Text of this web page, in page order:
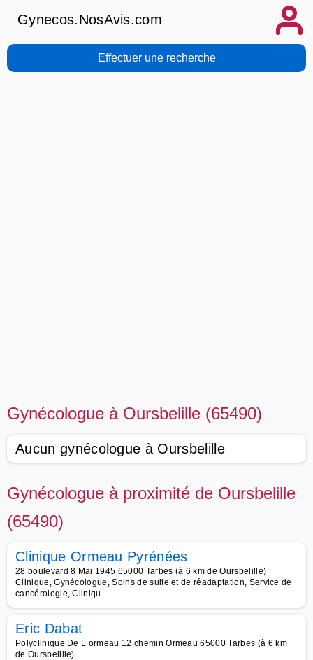
Gynecos.NosAvis.com
Effectuer une recherche
Gynécologue à Oursbelille (65490)
Aucun gynécologue à Oursbelille
Gynécologue à proximité de Oursbelille
(65490)
Clinique Ormeau Pyrénées
28 boulevard 8 Mai 1945 65000 Tarbes (à 6 km de Oursbelille)
Clinique, Gynécologue, Soins de suite et de réadaptation, Service de
cancérologie, Cliniqu
Eric Dabat
Polyclinique De L ormeau 12 chemin Ormeau 65000 Tarbes (à 6 km
de Oursbelille)